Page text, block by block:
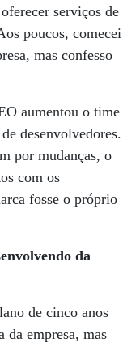
serviços de
poucos, comecei
mas confesso
aumentou o time
desenvolvedores.
por mudanças, o
com os
fosse o próprio
da
de cinco anos
da empresa, mas